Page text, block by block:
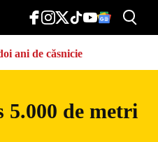
ani de căsnicie
de metri